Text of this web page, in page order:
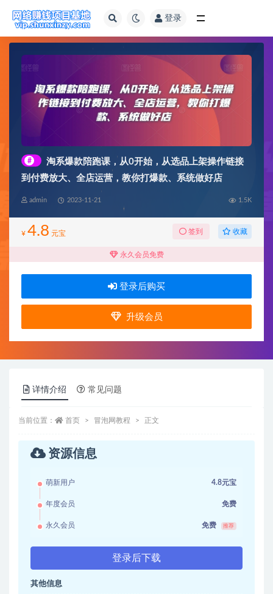
登录
#
淘系爆款陪跑课，从0开始，从选品上架操作链接
到付费放大、全店运营，教你打爆款、系统做好店
admin 2023-11-21 1.5K
¥ 4.8 元宝 签到 收藏
永久会员免费
登录后购买
升级会员
详情介绍 常见问题
当前位置： 首页 冒泡网教程 正文
资源信息
萌新用户 4.8元宝
年度会员 免费
永久会员 免费 推荐
登录后下载
其他信息